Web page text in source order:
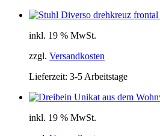
inkl. 19 % MwSt.
zzgl. Versandkosten
Lieferzeit: 3-5 Arbeitstage
inkl. 19 % MwSt.